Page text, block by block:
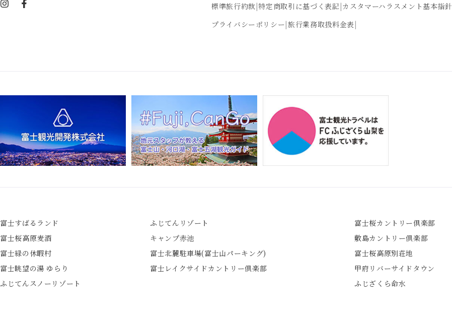
標準旅行約款 特定商取引に基づく表記 カスタマーハラスメント基本指針
プライバシーポリシー 旅行業務取扱料金表
富士すばるランド
富士桜高原麦酒
富士緑の休暇村
富士眺望の湯 ゆらり
ふじてんスノーリゾート
ふじてんリゾート
キャンプ赤池
富士北麓駐車場(富士山パーキング)
富士レイクサイド カントリー倶楽部
富士桜カントリー倶楽部
敷島カントリー倶楽部
富士桜高原別荘地
甲府リバーサイド タウン
ふじざくら命水